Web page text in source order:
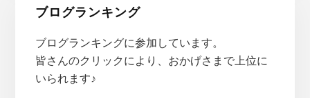
ブログランキング
ブログランキングに参加しています。
皆さんのクリックにより、おかげさまで上位に
いられます♪